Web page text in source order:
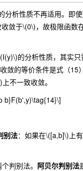
析性质不再适用。即
敛于\(0\)，故极限函数
的分析性质，其实
敛的等价条件是式（15
不一致收敛。
b}F(b',y)\tag{14}\]
别法：如果在\([a,b]\)上
判别法。 阿贝尔判别法